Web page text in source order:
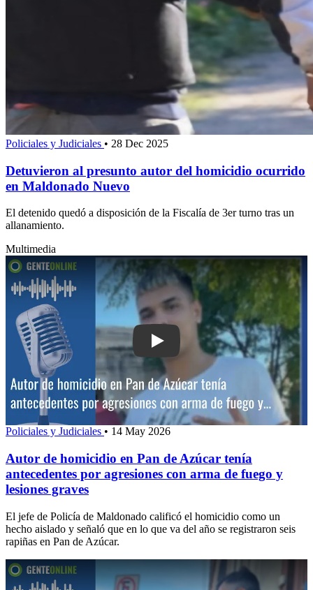
Policiales y Judiciales • 28 Dec 2025
Detuvieron al presunto autor del homicidio ocurrido
en Maldonado Nuevo
El detenido quedó a disposición de la Fiscalía de 3er turno tras un
allanamiento.
Multimedia
Play: Autor de homicidio en Pan de
Policiales y Judiciales • 14 May 2026
Autor de homicidio en Pan de Azúcar tenía
antecedentes por agresiones con arma de fuego y
lesiones graves
El jefe de Policía de Maldonado calificó el homicidio como un
hecho aislado y señaló que en lo que va del año se registraron seis
rapiñas en Pan de Azúcar.